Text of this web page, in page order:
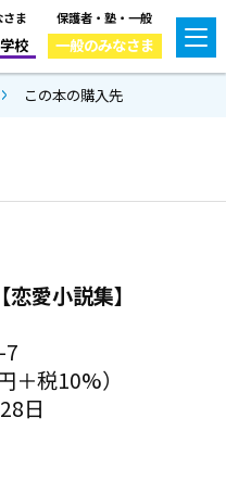
ま
校
保護者・塾・一般
一般のみなさま
この本の購入先
愛小説集】
7
税10%）
日